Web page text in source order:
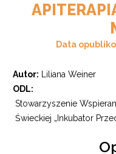
Data
Autor: Liliana Weiner
ODL:
Stowarzyszenie
Świeckiej „Inkubator